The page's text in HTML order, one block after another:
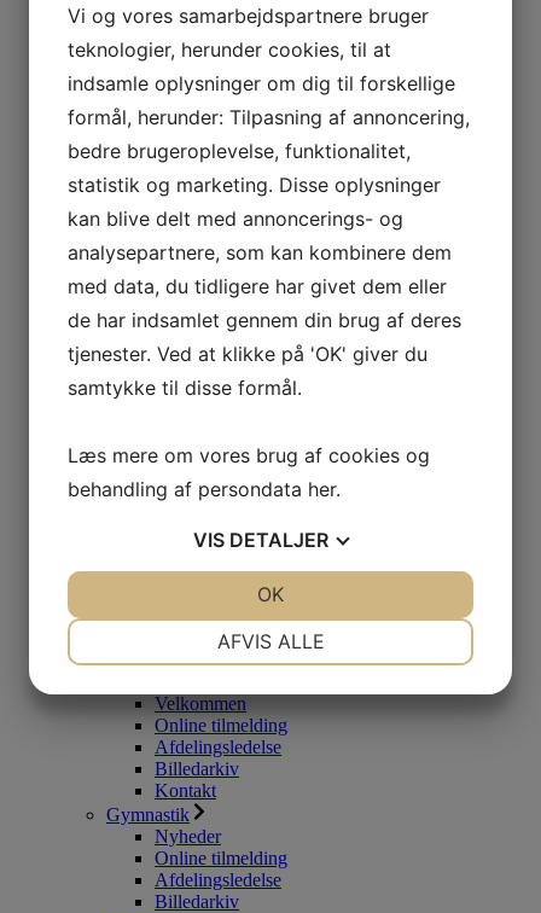
Generalforsamling 2019
Agerbækken
Træner / Leder
Arkiv
Andet
Ledergruppe / kontakt
Ledergruppe medlemmer
Agerbæk Løbet 2025
Ad hoc opgaver
Frivillighed tovholder
Sponsor
Badminton
Præmiespil
Fodbold
Sportsgrene
Onlinetilmelding
Padel
Velkommen
Betaling / Priser
Faste tider
Afdelingsledelse
Badminton
Velkommen
Online tilmelding
Afdelingsledelse
Billedarkiv
Kontakt
Gymnastik
Nyheder
Online tilmelding
Afdelingsledelse
Billedarkiv
Vi og vores samarbejdspartnere bruger
teknologier, herunder cookies, til at
indsamle oplysninger om dig til forskellige
formål, herunder: Tilpasning af annoncering,
bedre brugeroplevelse, funktionalitet,
statistik og marketing. Disse oplysninger
kan blive delt med annoncerings- og
analysepartnere, som kan kombinere dem
med data, du tidligere har givet dem eller
de har indsamlet gennem din brug af deres
tjenester. Ved at klikke på 'OK' giver du
samtykke til disse formål.
Læs mere om vores brug af cookies og
behandling af persondata her.
VIS DETALJER
MARKETING
AFVIS ALLE
OK